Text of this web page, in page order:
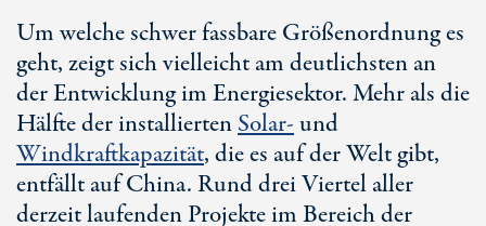
Um welche schwer fassbare Größenordnung es
geht, zeigt sich vielleicht am deutlichsten an
der Entwicklung im Energiesektor. Mehr als die
Hälfte der installiertenSolar-und
Windkraftkapazität, die es auf der Welt gibt,
entfällt auf China. Rund drei Viertel aller
derzeit laufenden Projekte im Bereich der